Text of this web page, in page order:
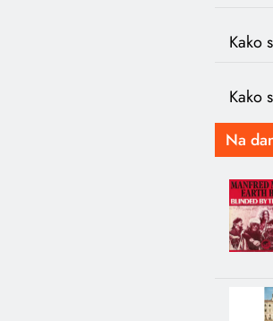
Kako
Kako
Na